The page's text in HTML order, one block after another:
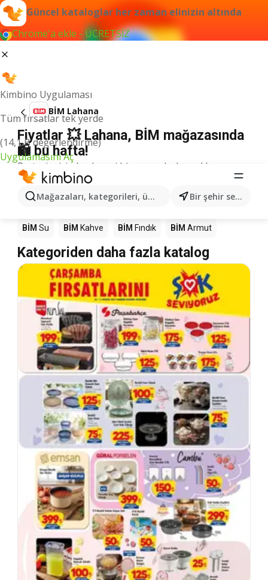
Güncel kataloglar her zaman elinizin altında
Chrome'a ekle - ÜCRETSİZ
Kimbino Uygulaması
Tüm fırsatlar tek yerde
(14,1 B değerlendirme)
Uygulamasını Aç
Mağazaları, kategorileri, ürünleri arayın... Bir şehir seçin
BİM Lahana
Fiyatlar 💥 Lahana, BİM mağazasında
🛍️ bu hafta!
Bu terim için herhangi bir sonuç bulamadık.
Mağazalardaki diğer ürünler BİM
BİM Mango BİM Döner BİM LEGO
BİM Su BİM Kahve BİM Fındık BİM Armut
Kategoriden daha fazla katalog